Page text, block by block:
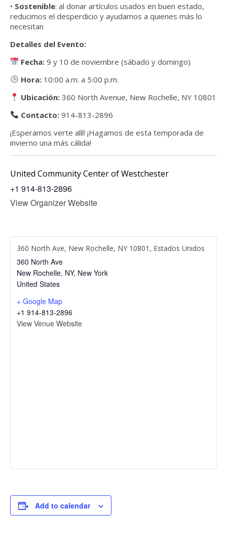
• Sostenible: al donar artículos usados en buen estado,
reducimos el desperdicio y ayudamos a quienes más lo
necesitan
Detalles del Evento:
Fecha: 9 y 10 de noviembre (sábado y domingo)
Hora: 10:00 a.m. a 5:00 p.m.
Ubicación: 360 North Avenue, New Rochelle, NY 10801
Contacto: 914-813-2896
¡Esperamos verte allí! ¡Hagamos de esta temporada de
invierno una más cálida!
United Community Center of Westchester
+1 914-813-2896
View Organizer Website
360 North Ave, New Rochelle, NY 10801, Estados Unidos
360 North Ave
New Rochelle, NY, New York
United States
+ Google Map
+1 914-813-2896
View Venue Website
Add to calendar